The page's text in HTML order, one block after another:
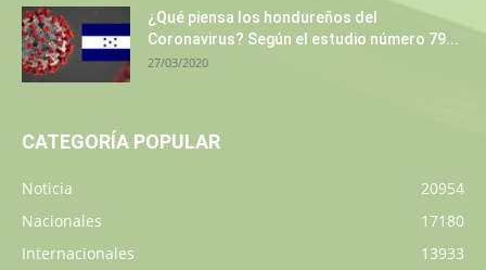
¿Qué piensa los hondureños del
Coronavirus? Según el estudio número 79...
27/03/2020
CATEGORÍA POPULAR
Noticia
20954
Nacionales
17180
Internacionales
13933